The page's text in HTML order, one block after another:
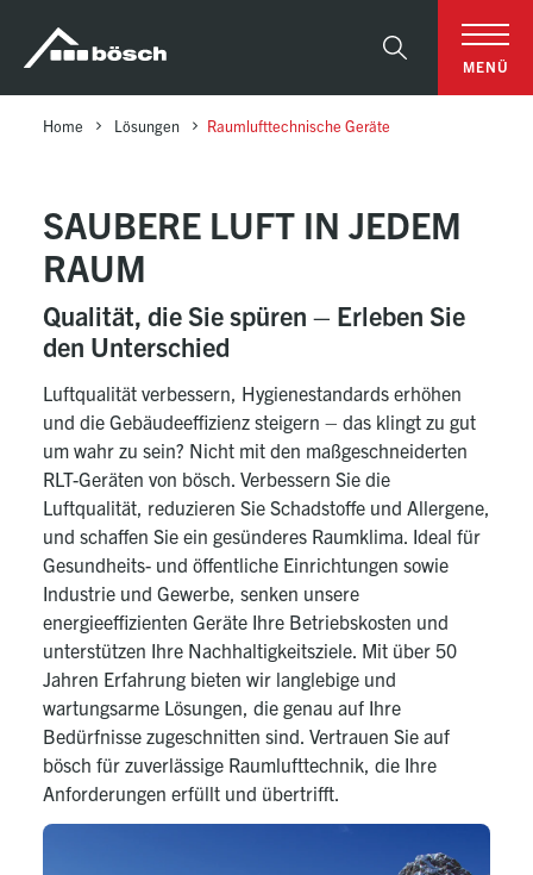
sr.skip-to.main-content
sr.skip-to.table-of-contents
sr.skip-to.main-navigation
Suche MENÜ
Home Lösungen Raumlufttechnische Geräte
SAUBERE LUFT IN JEDEM
RAUM
Qualität, die Sie spüren – Erleben Sie
den Unterschied
Luftqualität verbessern, Hygienestandards erhöhen
und die Gebäudeeffizienz steigern – das klingt zu gut
um wahr zu sein? Nicht mit den maßgeschneiderten
RLT-Geräten von bösch. Verbessern Sie die
Luftqualität, reduzieren Sie Schadstoffe und Allergene,
und schaffen Sie ein gesünderes Raumklima. Ideal für
Gesundheits- und öffentliche Einrichtungen sowie
Industrie und Gewerbe, senken unsere
energieeffizienten Geräte Ihre Betriebskosten und
unterstützen Ihre Nachhaltigkeitsziele. Mit über 50
Jahren Erfahrung bieten wir langlebige und
wartungsarme Lösungen, die genau auf Ihre
Bedürfnisse zugeschnitten sind. Vertrauen Sie auf
bösch für zuverlässige Raumlufttechnik, die Ihre
Anforderungen erfüllt und übertrifft.